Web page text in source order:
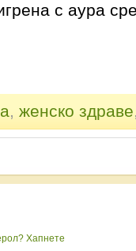
с аура
, женско здраве
Хапнете